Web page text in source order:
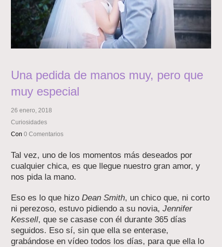
Una pedida de manos muy, pero que
muy especial
26 enero, 2018
Curiosidades
Con0 Comentarios
Tal vez, uno de los momentos más deseados por
cualquier chica, es que llegue nuestro gran amor, y
nos pida la mano.
Eso es lo que hizoDean Smith, un chico que, ni corto
ni perezoso, estuvo pidiendo a su novia,Jennifer
Kessell, que se casase con él durante 365 días
seguidos. Eso sí, sin que ella se enterase,
grabándose en vídeo todos los días, para que ella lo